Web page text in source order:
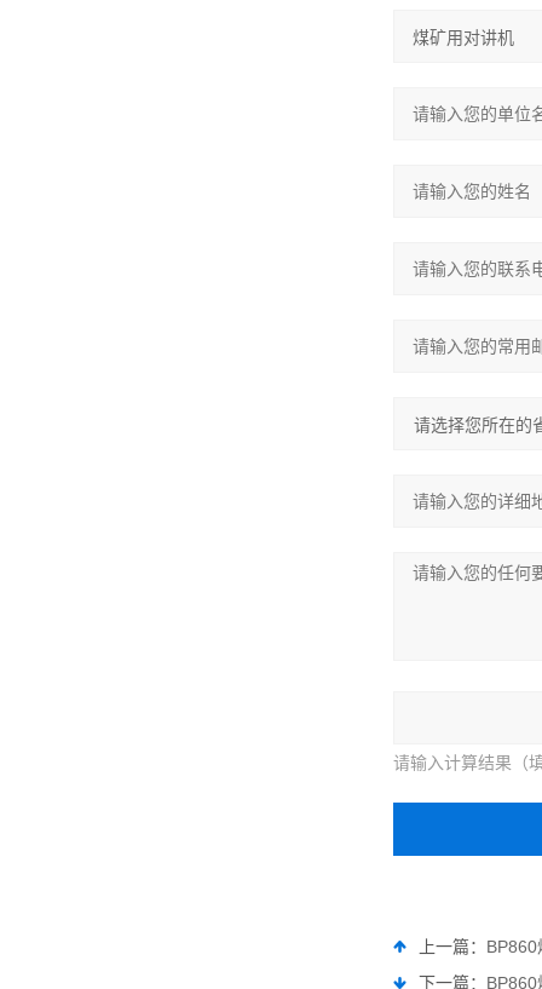
请输入计算结果（
上一篇： BP860
下一篇： BP860